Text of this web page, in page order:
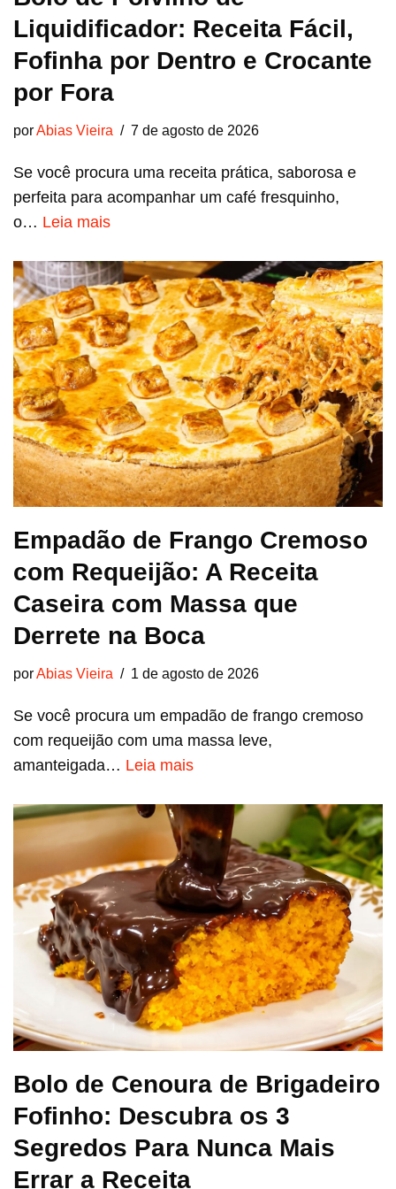
Liquidificador: Receita Fácil,
Fofinha por Dentro e Crocante
por Fora
porAbias Vieira 7 de agosto de 2026
Se você procura uma receita prática, saborosa e
perfeita para acompanhar um café fresquinho,
o… Leia mais
Empadão de Frango Cremoso
com Requeijão: A Receita
Caseira com Massa que
Derrete na Boca
porAbias Vieira 1 de agosto de 2026
Se você procura um empadão de frango cremoso
com requeijão com uma massa leve,
amanteigada… Leia mais
Bolo de Cenoura de Brigadeiro
Fofinho: Descubra os 3
Segredos Para Nunca Mais
Errar a Receita